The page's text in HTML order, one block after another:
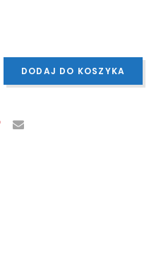
DODAJ DO KOSZYKA